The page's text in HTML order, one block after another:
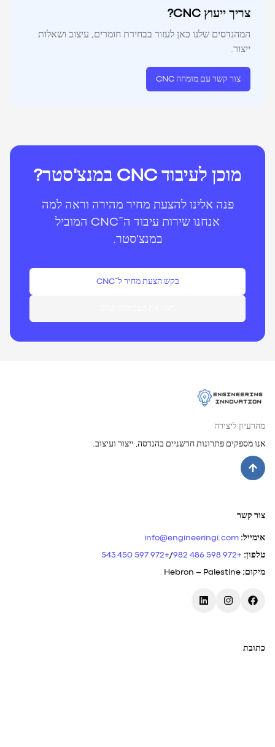
צריך ייעוץ CNC?
המהנדסים שלנו כאן לעזור בבחירת חומרים, עיצוב ושאלות
ייצור.
צור קשר עם מומחה CNC
מוכן לעיבוד CNC במנצ'סטר?
פנה אלינו להצעת מחיר מהירה וראה למה
אנחנו שירות עיבוד ה־CNC המוביל
במנצ'סטר.
בקש הצעת מחיר ל־CNC
מהרעיון ליצירה
אנו מספקים פתרונות חדשניים בהנדסה, ייצור ועיצוב.
צור קשר
אימייל:
info@engineeringi.com
טלפון:
+972 598 486 982
/
+972 597 450 543
מיקום:
כתובת